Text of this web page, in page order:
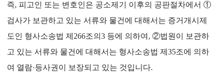
즉, 피고인 또는 변호인은 공소제기 이후의 공판절차에서 ①
검사가 보관하고 있는 서류와 물건에 대해서는 증거개시제
도인 형사소송법 제266조의3 등에 의하여, ②법원이 보관하
고 있는 서류와 물건에 대해서는 형사소송법 제35조에 의하
여 열람·등사권이 보장되고 있는 것입니다.